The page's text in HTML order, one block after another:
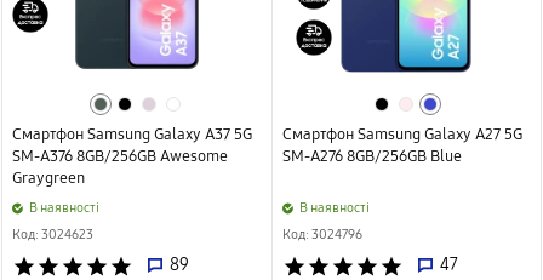
Смартфон Samsung Galaxy A37 5G
SM-A376 8GB/256GB Awesome
Graygreen
B наявності
Код: 3024623
star star star star star 89
Смартфон Samsung Galaxy A27 5G
SM-A276 8GB/256GB Blue
B наявності
Код: 3024796
star star star star star 47